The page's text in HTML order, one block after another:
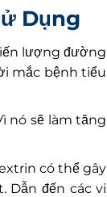
Dụng
lượng đường
mắc bệnh tiểu
nó sẽ làm tăng
có thể gây
Dẫn đến các vi